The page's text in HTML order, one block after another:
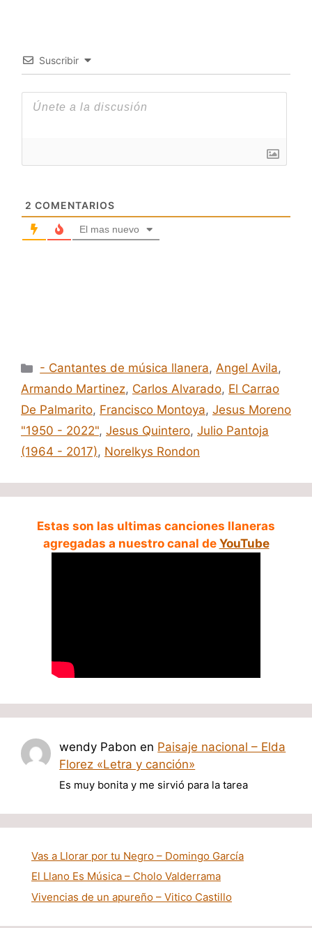
Suscribir
2 COMENTARIOS
El mas nuevo
Categorías
- Cantantes de música llanera,Angel Avila,
Armando Martinez, Carlos Alvarado, El Carrao
De Palmarito, Francisco Montoya, Jesus Moreno
"1950 - 2022", Jesus Quintero, Julio Pantoja
(1964 - 2017), Norelkys Rondon
Estas son las ultimas canciones llaneras
agregadas a nuestro canal de YouTube
wendy Pabon en Paisaje nacional – Elda
Florez «Letra y canción»
Es muy bonita y me sirvió para la tarea
Vas a Llorar por tu Negro – Domingo García
El Llano Es Música – Cholo Valderrama
Vivencias de un apureño – Vitico Castillo